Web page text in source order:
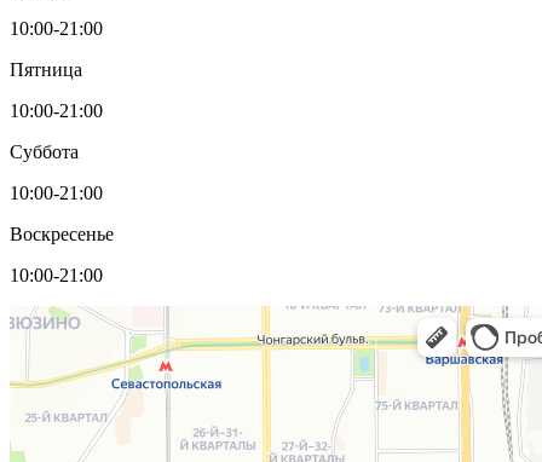
10:00-21:00
Пятница
10:00-21:00
Суббота
10:00-21:00
Воскресенье
10:00-21:00